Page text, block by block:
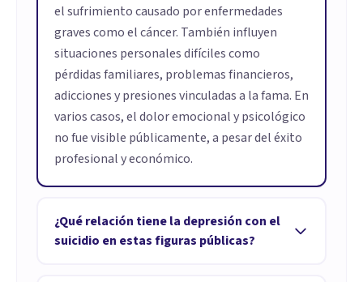
el sufrimiento causado por enfermedades
graves como el cáncer. También influyen
situaciones personales difíciles como
pérdidas familiares, problemas financieros,
adicciones y presiones vinculadas a la fama. En
varios casos, el dolor emocional y psicológico
no fue visible públicamente, a pesar del éxito
profesional y económico.
¿Qué relación tiene la depresión con el
suicidio en estas figuras públicas?